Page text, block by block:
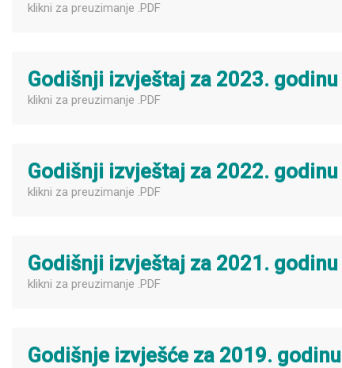
klikni za preuzimanje .PDF
Godišnji izvještaj za 2023. godinu
klikni za preuzimanje .PDF
Godišnji izvještaj za 2022. godinu
klikni za preuzimanje .PDF
Godišnji izvještaj za 2021. godinu
klikni za preuzimanje .PDF
Godišnje izvješće za 2019. godinu